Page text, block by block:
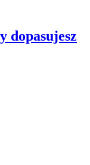
dopasujesz